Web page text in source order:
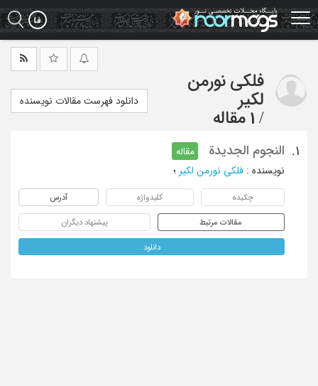
Skip
to
main
فلکی نورمن
لکیر
/ 1 مقاله
دانلود فهرست مقالات نویسنده
1. النجوم الجدیدة
مقاله
نویسنده : فلکی نورمن لکیر ؛
چکیده کلیدواژه آدرس
مقالات مرتبط پیشنهاد دیگران
دانلود